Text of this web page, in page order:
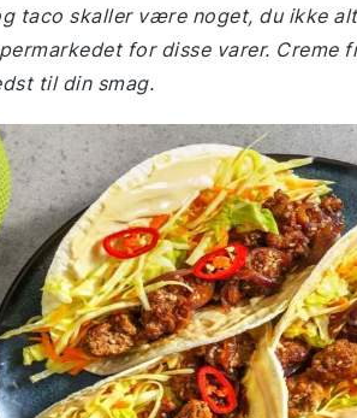
taco skaller være noget, du ikke
for disse varer. Creme
til din smag.